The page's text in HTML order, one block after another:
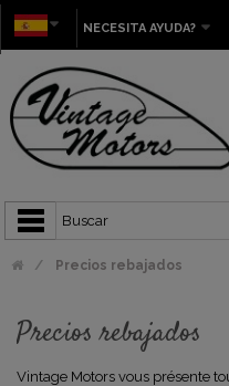
NECESITA AYUDA?
Precios rebajados
Precios rebajados
Vintage Motors vous présente